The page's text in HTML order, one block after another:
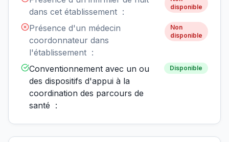
dans cet établissement :
disponible
Présence d'un médecin
coordonnateur dans
l'établissement :
Non
disponible
Conventionnement avec un ou
des dispositifs d'appui à la
coordination des parcours de
santé :
Disponible